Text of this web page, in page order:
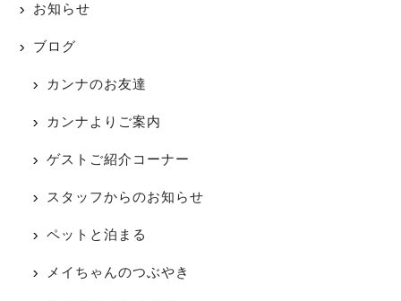
お知らせ
ブログ
カンナのお友達
カンナよりご案内
ゲストご紹介コーナー
スタッフからのお知らせ
ペットと泊まる
メイちゃんのつぶやき